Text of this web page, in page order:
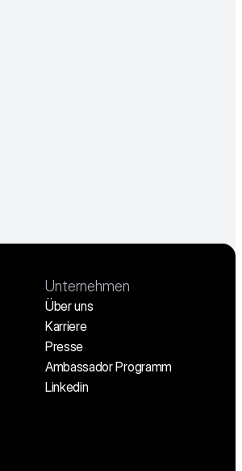
Unternehmen
Über uns
Karriere
Presse
Ambassador Programm
Linkedin